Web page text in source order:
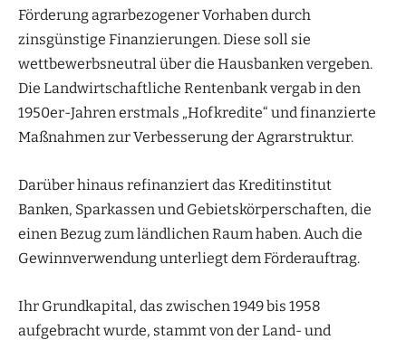
Förderung agrarbezogener Vorhaben durch
zinsgünstige Finanzierungen. Diese soll sie
wettbewerbsneutral über die Hausbanken vergeben.
Die Landwirtschaftliche Rentenbank vergab in den
1950er-Jahren erstmals „Hofkredite“ und finanzierte
Maßnahmen zur Verbesserung der Agrarstruktur.
Darüber hinaus refinanziert das Kreditinstitut
Banken, Sparkassen und Gebietskörperschaften, die
einen Bezug zum ländlichen Raum haben. Auch die
Gewinnverwendung unterliegt dem Förderauftrag.
Ihr Grundkapital, das zwischen 1949 bis 1958
aufgebracht wurde, stammt von der Land- und